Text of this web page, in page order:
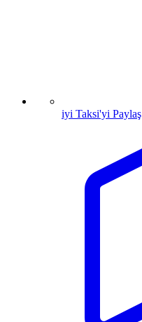
iyi Taksi'yi Paylaş